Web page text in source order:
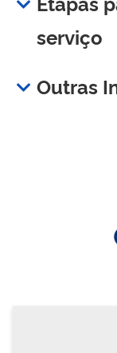
serviço
Outras